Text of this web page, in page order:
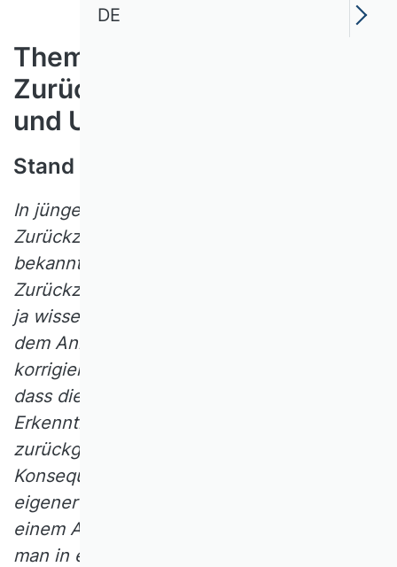
Themenfeld 6:
Zurückziehung von Artikeln
und Umgang mit Irrtümern
Stand 2014
In jüngerer Zeit sind diverse Fälle von
Zurückziehungen wissenschaftlicher Artikel
bekannt geworden. Wann sind solche
Zurückziehungen notwendig? Generell hat
ja wissenschaftlicher Fortschritt viel mit
dem Anliegen zu tun, bisherige Irrtümer zu
korrigieren. Das kann aber nicht bedeuten,
dass die Artikel, in denen nach neuerer
Erkenntnis Irrtümer vorliegen, damit alle
zurückgezogen werden müssen. Welche
Konsequenzen hat also die Erkenntnis
eigener Irrtümer? Und ist es zulässig, in
einem Artikel etwas zu behaupten, was
man in einem anderen Artikel abgelehnt
DE